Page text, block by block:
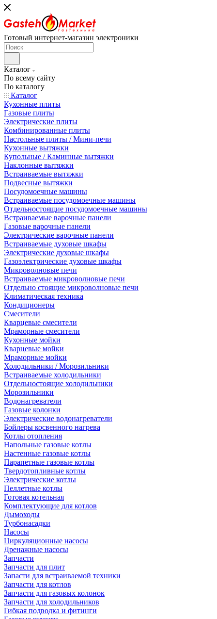
Готовый интернет-магазин электроники
Каталог
По всему сайту
По каталогу
Каталог
Кухонные плиты
Газовые плиты
Электрические плиты
Комбинированные плиты
Настольные плиты / Мини-печи
Кухонные вытяжки
Купольные / Каминные вытяжки
Наклонные вытяжки
Встраиваемые вытяжки
Подвесные вытяжки
Посудомоечные машины
Встраиваемые посудомоечные машины
Отдельностоящие посудомоечные машины
Встраиваемые варочные панели
Газовые варочные панели
Электрические варочные панели
Встраиваемые духовые шкафы
Электрические духовые шкафы
Газоэлектрические духовые шкафы
Микроволновые печи
Встраиваемые микроволновые печи
Отдельно стоящие микроволновые печи
Климатическая техника
Кондиционеры
Смесители
Кварцевые смесители
Мраморные смесители
Кухонные мойки
Кварцевые мойки
Мраморные мойки
Холодильники / Морозильники
Встраиваемые холодильники
Отдельностоящие холодильники
Морозильники
Водонагреватели
Газовые колонки
Электрические водонагреватели
Бойлеры косвенного нагрева
Котлы отопления
Напольные газовые котлы
Настенные газовые котлы
Парапетные газовые котлы
Твердотопливные котлы
Электрические котлы
Пеллетные котлы
Готовая котельная
Комплектующие для котлов
Дымоходы
Турбонасадки
Насосы
Циркуляционные насосы
Дренажные насосы
Запчасти
Запчасти для плит
Запасти для встраиваемой техники
Запчасти для котлов
Запчасти для газовых колонок
Запчасти для холодильников
Гибкая подводка и фитинги